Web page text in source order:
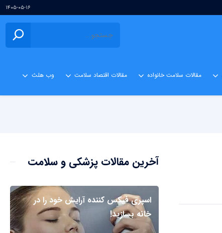
۱۴۰۵-۰۵-۱۶
مقالات سلامت خانواده مقالات اقتصاد سلامت وب هلث
آخرین مقالات پزشکی و سلامت
اسپری فیکس کننده آرایش خود را در
خانه بسازید!